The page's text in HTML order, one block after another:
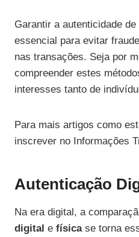
Garantir a autenticidade
essencial para evitar
nas transações. Seja por
compreender estes
interesses tanto de
Para mais artigos como
inscrever no Informações
Autenticação
Na era digital, a
digital e físicase torna